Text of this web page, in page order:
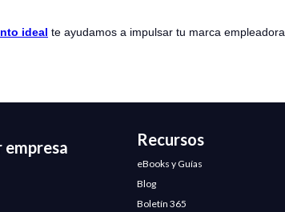
ideal te ayudamos a impulsar tu marca
empresa Recursos
eBooks y Guías
Blog
Boletín 365